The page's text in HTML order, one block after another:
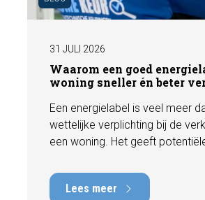
31 JULI 2026
Waarom een goed
woning sneller én beter
Een energielabel is veel meer
wettelijke verplichting bij de
een woning. Het geeft
woning en kan een positieve
hebben op de verkoopbaarheid
Lees meer